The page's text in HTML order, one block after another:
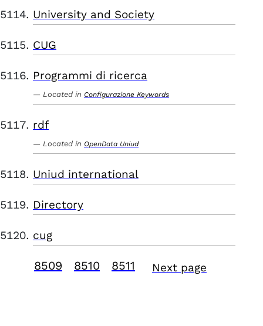
University and Society
CUG
Programmi di ricerca
Located in Configurazione Keywords
rdf
Located in OpenData Uniud
Uniud international
Directory
cug
8509 8510 8511 Next page